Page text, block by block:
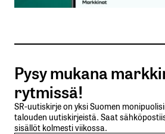
Tilaa SalkunRakentajan
Lähetä kommentti
Pysy mukana
rytmissä!
SR-uutiskirje on yksi Suomen
talouden uutiskirjeistä. Saat
sisällöt kolmesti viikossa.